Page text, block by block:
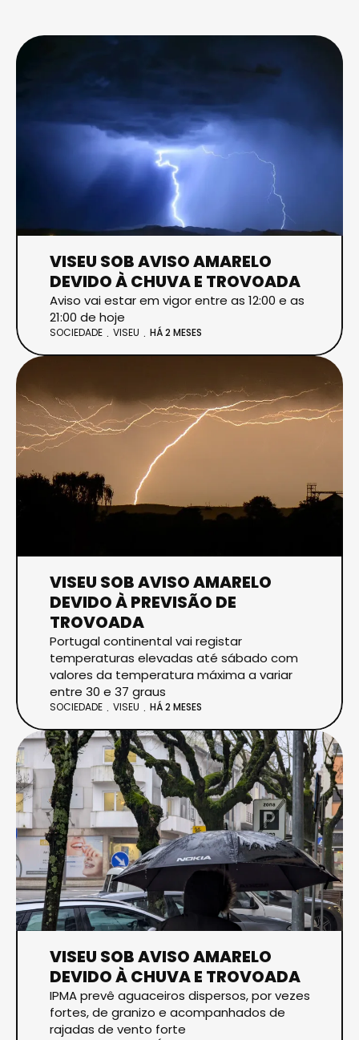
VISEU SOB AVISO AMARELO
DEVIDO À CHUVA E TROVOADA
Aviso vai estar em vigor entre as 12:00 e as
21:00 de hoje
SOCIEDADE VISEU HÁ 2 MESES
VISEU SOB AVISO AMARELO
DEVIDO À PREVISÃO DE
TROVOADA
Portugal continental vai registar
temperaturas elevadas até sábado com
valores da temperatura máxima a variar
entre 30 e 37 graus
SOCIEDADE VISEU HÁ 2 MESES
VISEU SOB AVISO AMARELO
DEVIDO À CHUVA E TROVOADA
IPMA prevê aguaceiros dispersos, por vezes
fortes, de granizo e acompanhados de
rajadas de vento forte